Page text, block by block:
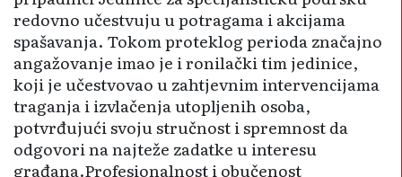
redovno učestvuju u potragama i akcijama
spašavanja. Tokom proteklog perioda značajno
angažovanje imao je i ronilački tim jedinice,
koji je učestvovao u zahtjevnim intervencijama
traganja i izvlačenja utopljenih osoba,
potvrđujući svoju stručnost i spremnost da
odgovori na najteže zadatke u interesu
građana.Profesionalnost i obuče­nost